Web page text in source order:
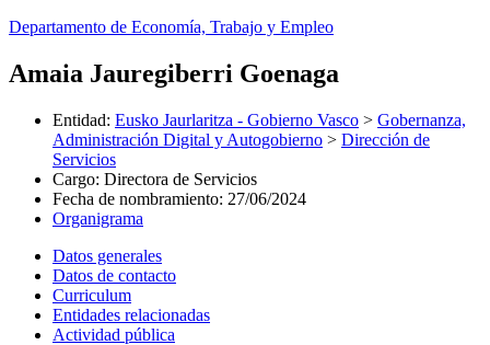
Departamento de Economía, Trabajo y Empleo
Amaia Jauregiberri Goenaga
Entidad: Eusko Jaurlaritza - Gobierno Vasco > Gobernanza,
Administración Digital y Autogobierno > Dirección de
Servicios
Cargo: Directora de Servicios
Fecha de nombramiento: 27/06/2024
Organigrama
Datos generales
Datos de contacto
Curriculum
Entidades relacionadas
Actividad pública